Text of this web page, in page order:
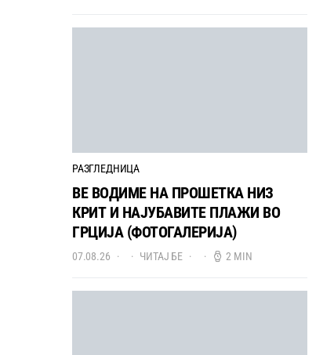
РАЗГЛЕДНИЦА
ВЕ ВОДИМЕ НА ПРОШЕТКА НИЗ
КРИТ И НАЈУБАВИТЕ ПЛАЖИ ВО
ГРЦИЈА (ФОТОГАЛЕРИЈА)
07.08.26 ЧИТАЈ БЕ 2 MIN